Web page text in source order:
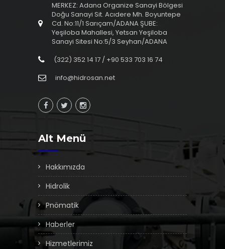
MERKEZ: Adana Organize Sanayi Bölgesi
Doğu Sanayi Sit. Acıdere Mh. Boyuntepe
Cd. No:11/1 Sarıçam/ADANA ŞUBE:
Yeşiloba Mahallesi, Yetsan Yeşiloba
Sanayi Sitesi No:5/3 Seyhan/ADANA
(322) 352 14 17 / +90 533 703 16 74
info@hidrosan.net
Alt Menü
Hakkımızda
Hidrolik
Pnömatik
Haberler
Hizmetlerimiz